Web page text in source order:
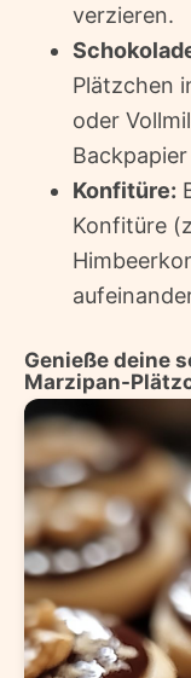
verzieren.
Plätzchen
oder
Konfitüre:
Konfitüre
Genieße deine
Marzipan-